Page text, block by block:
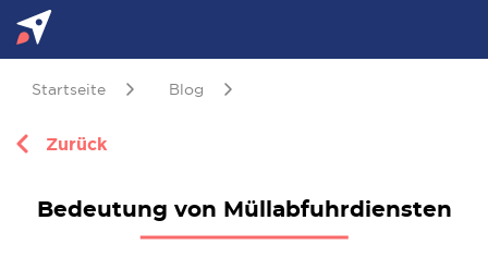
Startseite Blog
Zurück
Bedeutung von Müllabfuhrdiensten